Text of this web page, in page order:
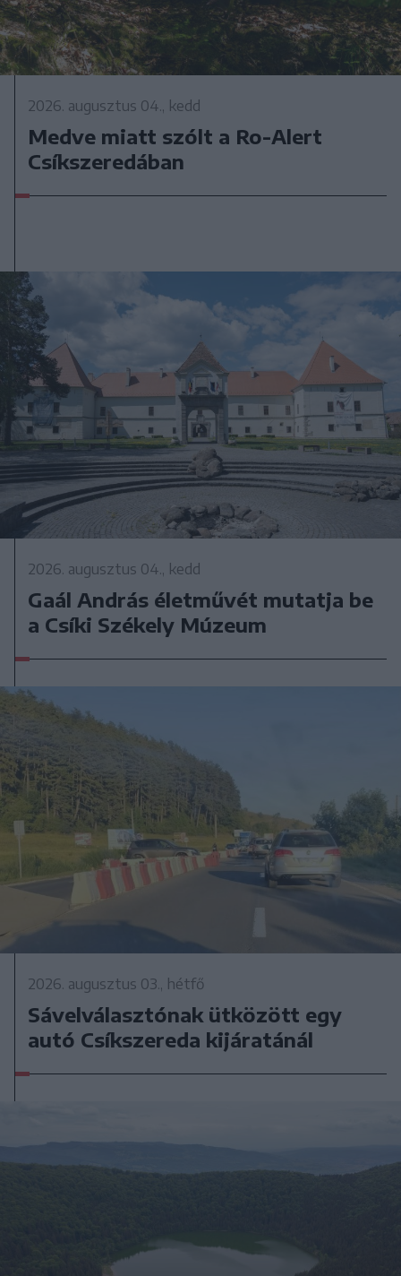
2026. augusztus 04., kedd
Medve miatt szólt a Ro-Alert
Csíkszeredában
2026. augusztus 04., kedd
Gaál András életművét mutatja be
a Csíki Székely Múzeum
2026. augusztus 03., hétfő
Sávelválasztónak ütközött egy
autó Csíkszereda kijáratánál